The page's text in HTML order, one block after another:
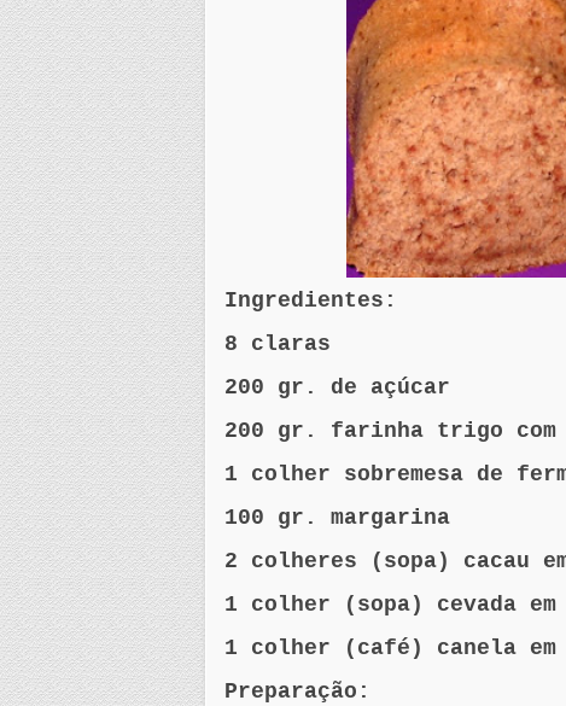
Ingredientes:
8 claras
200 gr . de açúcar
200 gr . farinha trigo com
1 colher sobremesa de
100 gr . margarina
2 colheres (sopa) cacau
1 colher (sopa) cevada
1 colher (café) canela em
Preparação: